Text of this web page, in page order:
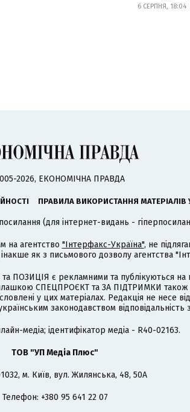
6 СЕРПНЯ, 18:04
2026, ЕКОНОМІЧНА ПРАВДА
ПРАВИЛА ВИКОРИСТАННЯ МАТЕРІАЛІВ
(для інтернет-видань -
на агентство "Інтерфакс-Україна", не
як з письмового дозволу агентства
ПОЗИЦІЯ є рекламними та публікуються на
плашкою СПЕЦПРОЄКТ та ЗА ПІДТРИМКИ
у цих матеріалах. Редакція не несе
законодавством
медіа; ідентифікатор медіа - R40-02163.
ТОВ "УП Медіа Плюс"
м. Київ, вул. Жилянська, 48, 50А
Телефон: +380 95 641 22 07